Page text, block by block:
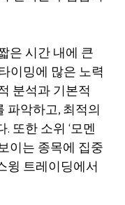
은 시간 내에 큰
이밍에 많은 노력
분석과 기본적
파악하고, 최적의
또한 소위 ‘모멘
이는 종목에 집중
윙 트레이딩에서